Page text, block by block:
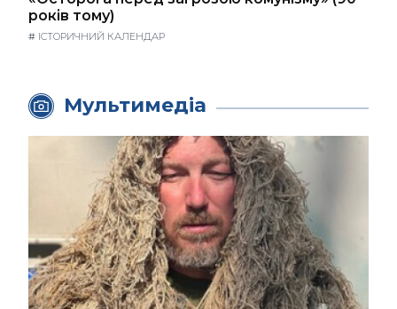
років тому)
# ІСТОРИЧНИЙ КАЛЕНДАР
Мультимедіа